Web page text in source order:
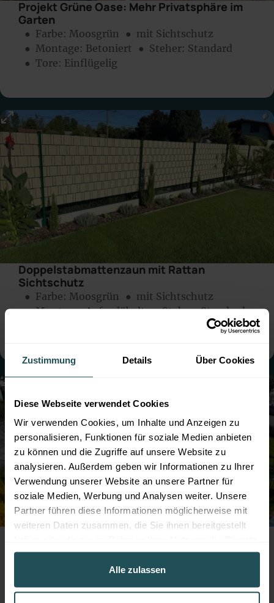
Zustimmung Details Über Cookies
Diese Webseite verwendet Cookies
Wir verwenden Cookies, um Inhalte und Anzeigen zu
personalisieren, Funktionen für soziale Medien anbieten
zu können und die Zugriffe auf unsere Website zu
analysieren. Außerdem geben wir Informationen zu Ihrer
Verwendung unserer Website an unsere Partner für
soziale Medien, Werbung und Analysen weiter. Unsere
Partner führen diese Informationen möglicherweise mit
weiteren Daten zusammen, die Sie ihnen bereitgestellt
gesammelt haben.
Alle zulassen
Projekt Grüne Oase: Mehr Privatsphäre im
Garten
● Farbe: Moosgrün
● mit Sichtschutz
● Montage: Betoniert
● Steher: Standard
● Tore: Einflügelig
Doppelstabmattenzaun mit Rattan
Sichtschutz
● Farbe: Moosgrün
● mit Sichtschutz
● Montage:Aufgedübelt ● Steher: Standard
Professioneller Zaunbau für die Hundezone
Moosgrün ● Montage:
● Steher: Standard ● Tore: Einflügelig